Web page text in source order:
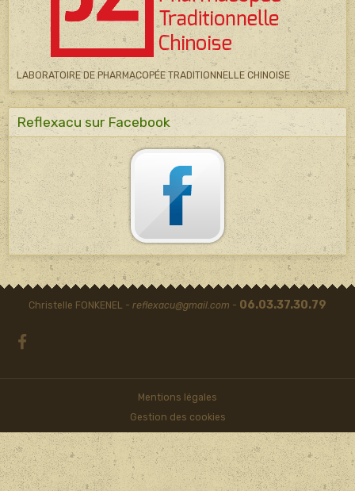
LABORATOIRE DE PHARMACOPÉE TRADITIONNELLE CHINOISE
Reflexacu sur Facebook
Christelle FONKENEL - reflexacu@gmail.com - 06.03.37.30.79
Mentions légales
Gestion des cookies